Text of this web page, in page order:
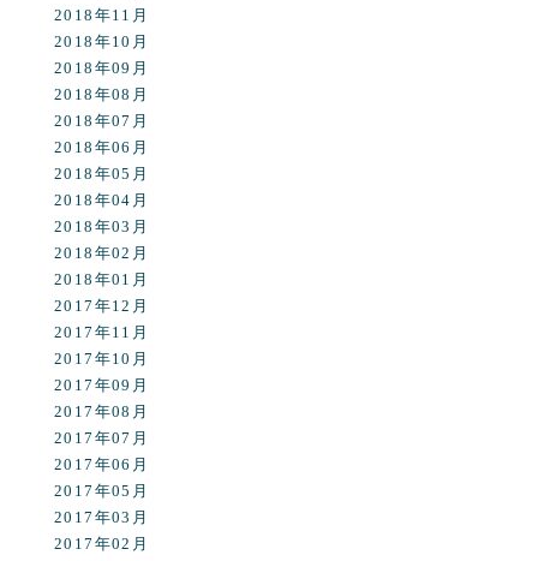
2018年11月
2018年10月
2018年09月
2018年08月
2018年07月
2018年06月
2018年05月
2018年04月
2018年03月
2018年02月
2018年01月
2017年12月
2017年11月
2017年10月
2017年09月
2017年08月
2017年07月
2017年06月
2017年05月
2017年03月
2017年02月